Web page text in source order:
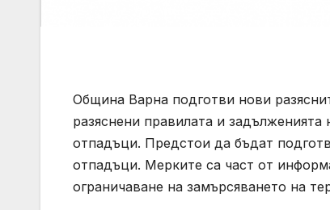
Община Варна подготви нови
разяснени правилата и
отпадъци. Предстои да бъдат
отпадъци. Мерките са част от
ограничаване на замърсяването на